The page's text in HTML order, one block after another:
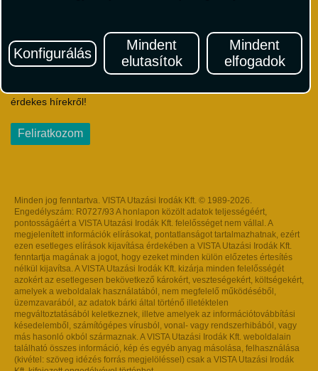
Konfigurálás
Mindent
elutasítok
Mindent
elfogadok
Hírlevél
Iratkozzon fel Magyarország egyik legszínesebb utazási
érdekes hírekről!
Feliratkozom
Minden jog fenntartva. VISTA Utazási Irodák Kft. © 1989-2026.
Engedélyszám: R0727/93 A honlapon közölt adatok teljességéért,
pontosságáért a VISTA Utazási Irodák Kft. felelősséget nem vállal. A
megjelenített információk elírásokat, pontatlanságot tartalmazhatnak, ezért
ezen esetleges elírások kijavítása érdekében a VISTA Utazási Irodák Kft.
fenntartja magának a jogot, hogy ezeket minden külön előzetes értesítés
nélkül kijavítsa. A VISTA Utazási Irodák Kft. kizárja minden felelősségét
azokért az esetlegesen bekövetkező károkért, veszteségekért, költségekért,
amelyek a weboldalak használatából, nem megfelelő működéséből,
üzemzavarából, az adatok bárki által történő illetéktelen
megváltoztatásából keletkeznek, illetve amelyek az információtovábbítási
késedelemből, számítógépes vírusból, vonal- vagy rendszerhibából, vagy
más hasonló okból származnak. A VISTA Utazási Irodák Kft. weboldalain
található összes információ, kép és egyéb anyag másolása, felhasználása
(kivétel: szöveg idézés forrás megjelöléssel) csak a VISTA Utazási Irodák